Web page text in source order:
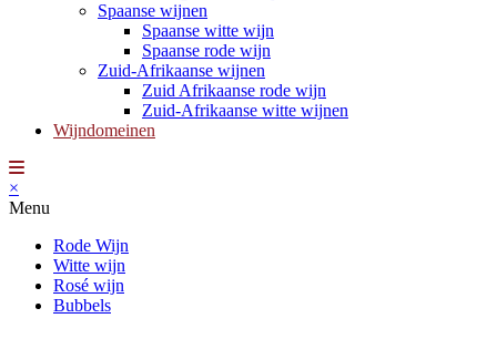
Spaanse wijnen
Spaanse witte wijn
Spaanse rode wijn
Zuid-Afrikaanse wijnen
Zuid Afrikaanse rode wijn
Zuid-Afrikaanse witte wijnen
Wijndomeinen
×
Menu
Rode Wijn
Witte wijn
Rosé wijn
Bubbels